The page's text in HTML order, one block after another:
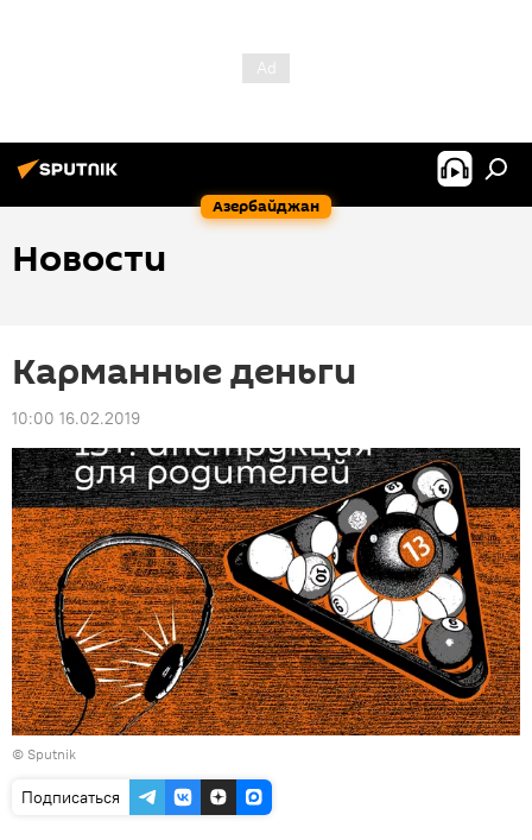
Азербайджан
Новости
Карманные деньги
10:00 16.02.2019
© Sputnik
Подписаться